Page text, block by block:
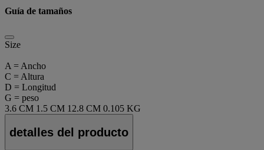
Guía de tamaños
Size
A = Ancho
C = Altura
D = Longitud
G = peso
3.6 CM 1.5 CM 12.8 CM 0.105 KG
detalles del producto